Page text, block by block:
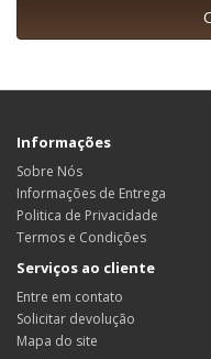
Informações
Sobre Nós
Informações de Entrega
Politica de Privacidade
Termos e Condições
Serviços ao cliente
Entre em contato
Solicitar devolução
Mapa do site